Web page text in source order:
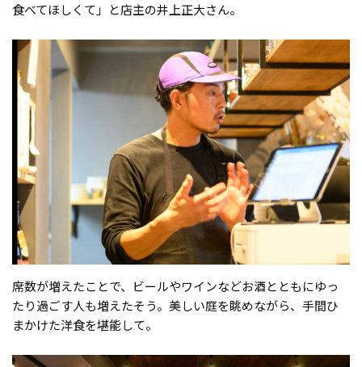
食べてほしくて」と店主の井上正大さん。
席数が増えたことで、ビールやワインなどお酒とともにゆっ
たり過ごす人も増えたそう。美しい庭を眺めながら、手間ひ
まかけた洋食を堪能して。